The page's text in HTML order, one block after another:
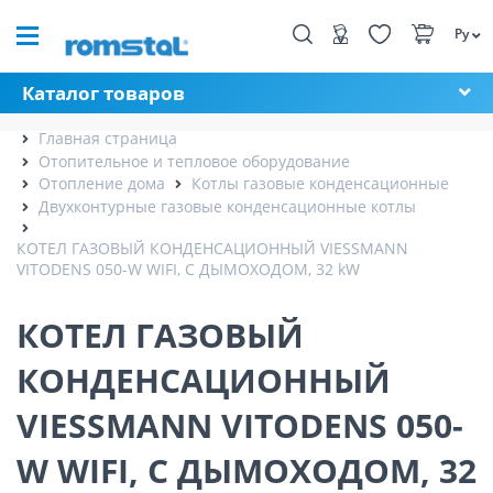
Ру
Каталог товаров
Главная страница
Отопительное и тепловое оборудование
Отопление дома
Котлы газовые конденсационные
Двухконтурные газовые конденсационные котлы
КОТЕЛ ГАЗОВЫЙ КОНДЕНСАЦИОННЫЙ VIESSMANN
VITODENS 050-W WIFI, С ДЫМОХОДОМ, 32 kW
КОТЕЛ ГАЗОВЫЙ
КОНДЕНСАЦИОННЫЙ
VIESSMANN VITODENS 050-
W WIFI, С ДЫМОХОДОМ, 32